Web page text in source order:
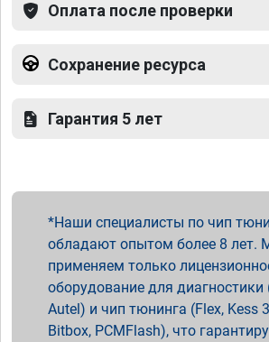
Оплата после проверки
Сохранение ресурса
Гарантия 5 лет
Наши специалисты по чип
обладают опытом более 8 лет.
применяем только
оборудование для диагностики
Autel) и чип тюнинга (Flex, Kess
Bitbox, PCMFlash), что